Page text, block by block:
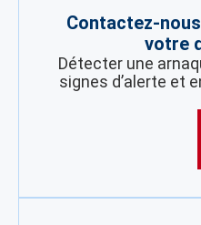
Contactez-
votre
Détecter une
signes d’alerte et